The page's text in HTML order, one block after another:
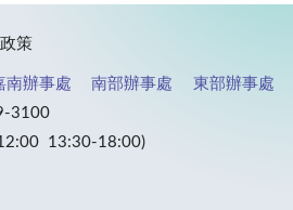
策
南辦事處 南部辦事處 東部辦事處
3100
13:30-18:00)